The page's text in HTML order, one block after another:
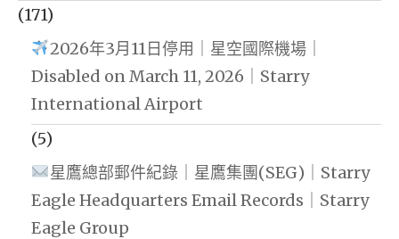
(171)
2026年3月11日停用｜星空國際機場｜
Disabled on March 11, 2026｜Starry
International Airport
(5)
星鷹總部郵件紀錄｜星鷹集團(SEG)｜Starry
Eagle Headquarters Email Records｜Starry
Eagle Group